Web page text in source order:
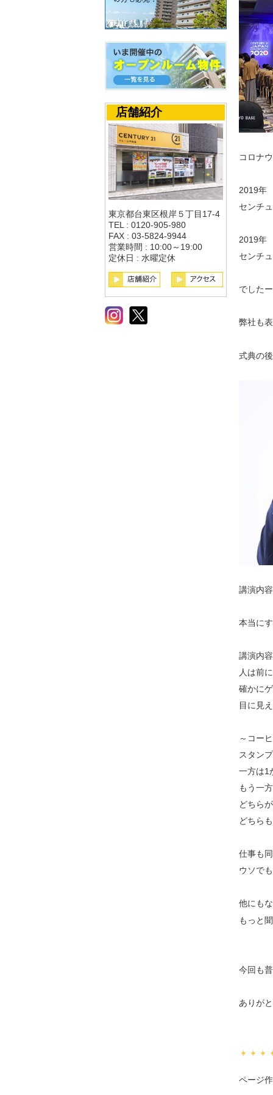
コロナ
2019年
センチ
2019年
センチ
でしたー
弊社も
式典の
講演内
本当に
講演内
人は前
確かに
目に見
～コー
スタン
一方は1
もう一
どちら
どちら
仕事も
ウソで
他にも
もっと
今回も
ありが
ページ
店舗紹介
東京都台東区根岸５丁目17-4
TEL : 0120-905-980
FAX : 03-5824-9944
営業時間 : 10:00～19:00
定休日 : 水曜定休